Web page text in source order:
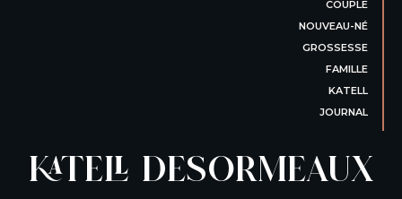
COUPLE
NOUVEAU-NÉ
GROSSESSE
FAMILLE
KATELL
JOURNAL
KATELL DESORMEAUX